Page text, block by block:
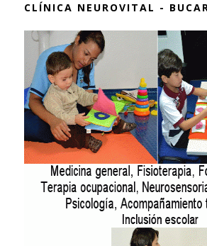
CLÍNICA NEUROVITAL -